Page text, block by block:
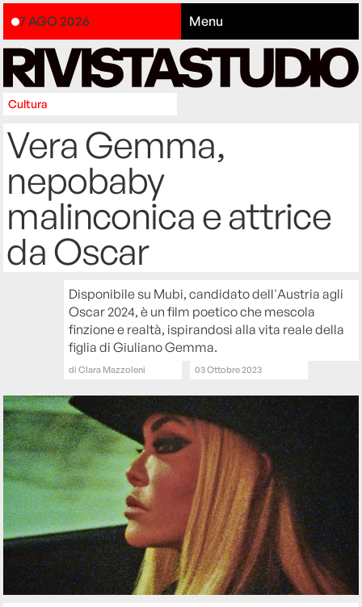
7 AGO 2026 Menu
Cultura
Vera Gemma,
nepobaby
malinconica e attrice
da Oscar
Disponibile su Mubi, candidato dell'Austria agli
Oscar 2024, è un film poetico che mescola
finzione e realtà, ispirandosi alla vita reale della
figlia di Giuliano Gemma.
diClara Mazzoleni 03 Ottobre 2023